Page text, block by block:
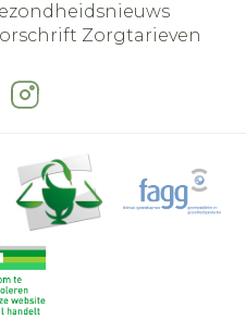
Zorgtarieven